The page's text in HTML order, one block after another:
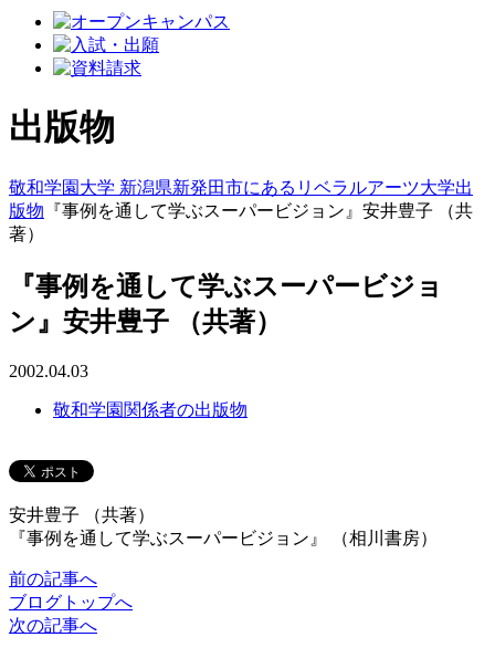
出版物
敬和学園大学 新潟県新発田市にあるリベラルアーツ大学出
版物 『事例を通して学ぶスーパービジョン』安井豊子 （共
著）
『事例を通して学ぶスーパービジョ
ン』安井豊子 （共著）
2002.04.03
敬和学園関係者の出版物
安井豊子 （共著）
『事例を通して学ぶスーパービジョン』 （相川書房）
前の記事へ
ブログ トップへ
次の記事へ